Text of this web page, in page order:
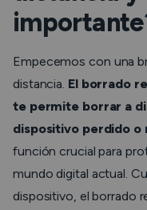
Empecemos con una
distancia. El borrado
te permite borrar a
dispositivo perdido o
función crucial para
mundo digital actual.
dispositivo, el borrado